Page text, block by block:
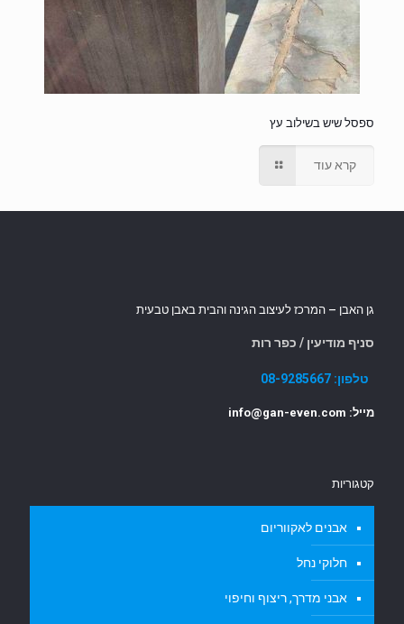
ספסל שיש בשילוב עץ
קרא עוד
גן האבן – המרכז לעיצוב הגינה והבית באבן טבעית
סניף מודיעין / כפר רות
טלפון: 08-9285667
מייל: info@gan-even.com
קטגוריות
אבנים לאקווריום
חלוקי נחל
אבני מדרך, ריצוף וחיפוי